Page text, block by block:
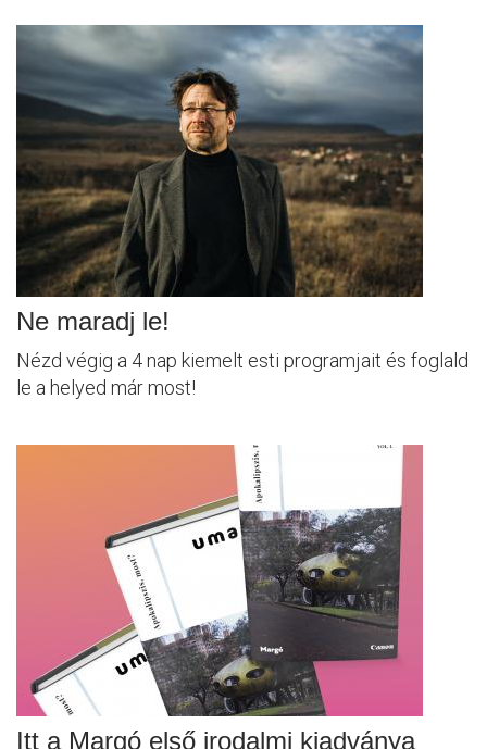
Ne maradj le!
Nézd végig a 4 nap kiemelt esti programjait és foglald
le a helyed már most!
Itt a Margó első irodalmi kiadványa